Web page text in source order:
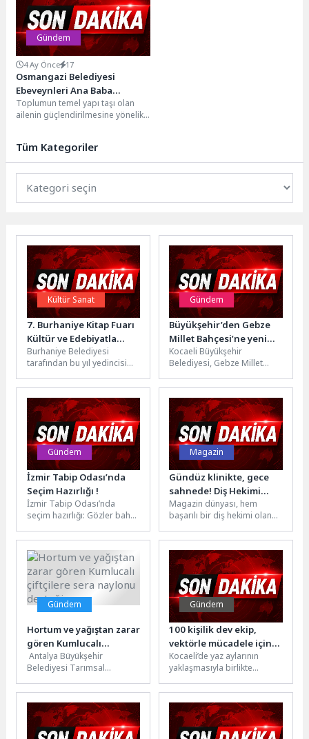
Gündem
4 Ay Önce 17
Osmangazi Belediyesi
Ebeveynleri Ana Baba
Okulu’nda Bilgilendirdi
Toplumun temel yapı taşı olan
ailenin güçlendirilmesine yönelik
düzenlediği eğitim,...
Tüm Kategoriler
Kültür Sanat
7. Burhaniye Kitap Fuarı
Kültür ve Edebiyatla
Kapılarını Açıyor
Burhaniye Belediyesi
tarafından bu yıl yedincisi
Burhaniye Kitap Fuarı, bu yıl
da coşkuyla...
Gündem
Büyükşehir’den Gebze
Millet Bahçesi’ne yeni
eser
Kocaeli Büyükşehir
Belediyesi, Gebze Millet
dinlenme alanı olmanın
ötesine taşıyarak sosyal
yaşamı...
Gündem
İzmir Tabip Odası’nda
Seçim Hazırlığı !
İzmir Tabip Odası’nda
seçim hazırlığı: Gözler bahar
çevrildi. İzmir’de hekimlerin
meslek örgütü...
Magazin
Gündüz klinikte, gece
sahnede! Diş Hekimi
Erdem Sur’dan yaz
bombası: Cilvelim
Magazin dünyası, hem
başarılı bir diş hekimi olan
emin adımlarla ilerleyen...
Gündem
Hortum ve yağıştan zarar
gören Kumlucalı
çiftçilere sera naylonu
desteği
Antalya Büyükşehir
Belediyesi Tarımsal
ekipleri, Kumluca ilçesinde
meydana gelen hortum afeti
sonrası...
Gündem
100 kişilik dev ekip,
vektörle mücadele için
sahada
Kocaeli’de yaz aylarının
yaklaşmasıyla birlikte
tehdidine karşı yürütülen
çalışmalar yoğunlaştı. Bu
kapsamda...